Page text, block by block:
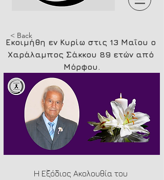
< Back
Εκοιμήθη εν Κυρίω στις 13 Μαΐου ο
Χαράλαμπος Σάκκου 89 ετών από
Μόρφου.
Η Εξόδιος Ακολουθία του